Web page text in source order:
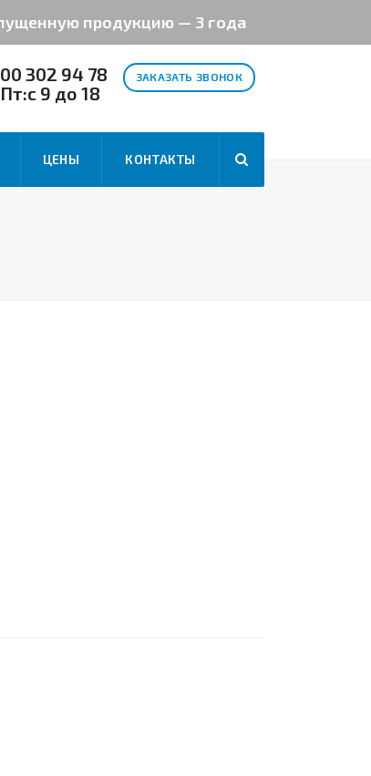
продукцию — 3 года
ЗАКАЗАТЬ ЗВОНОК
302 94 78
9 до 18
ЦЕНЫ КОНТАКТЫ